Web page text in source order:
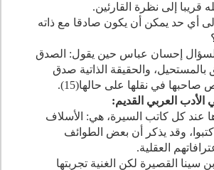
قريبا إلى نظرة القارئين.
أي حد يمكن أن يكون صادقا مع ذاته
إحسان عباس حين يقول: الصدق
بالمستحيل، والحقيقة الذاتية صدق
صاحبها في نقلها على حالها(15
).
الأدب العربي القديم:
عند كل كاتب السيرة، هي: الأسلاف
وقد يذكر أن بعض الطوائف
العقلية.
سينا القصيرة لكن الغنية تجربتها